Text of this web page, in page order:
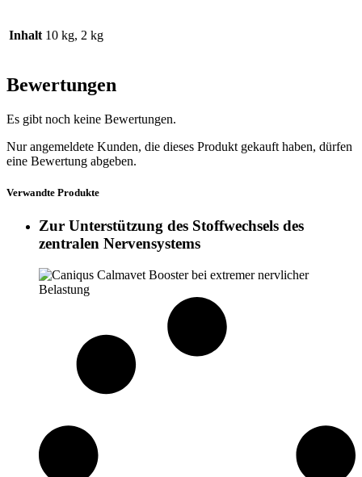
Inhalt 10 kg, 2 kg
Bewertungen
Es gibt noch keine Bewertungen.
Nur angemeldete Kunden, die dieses Produkt gekauft haben, dürfen
eine Bewertung abgeben.
Verwandte Produkte
Zur Unterstützung des Stoffwechsels des
zentralen Nervensystems